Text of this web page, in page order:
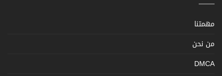
مهمتنا
من نحن
DMCA